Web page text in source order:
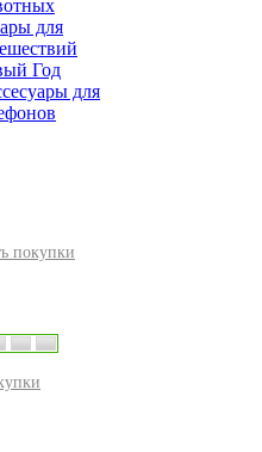
для
Год
для
покупки